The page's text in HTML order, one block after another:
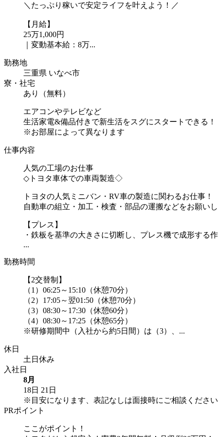
＼たっぷり稼いで安定ライフを叶えよう！／
【月給】
25万1,000円
｜変動基本給：8万...
勤務地
三重県 いなべ市
寮・社宅
あり（無料）
エアコンやテレビなど
生活家電&備品付きで新生活をスグにスタートできる！
※お部屋によって異なります
仕事内容
人気の工場のお仕事
◇トヨタ車体での車両製造◇
トヨタの人気ミニバン・RV車の製造に関わるお仕事！
自動車の組立・加工・検査・部品の運搬などをお願い
【プレス】
・鉄板を基準の大きさに切断し、プレス機で成形する
...
勤務時間
【2交替制】
（1）06:25～15:10（休憩70分）
（2）17:05～翌01:50（休憩70分）
（3）08:30～17:30（休憩60分）
（4）08:30～17:25（休憩65分）
※研修期間中（入社から約5日間）は（3）、...
休日
土日休み
入社日
8月
18日 21日
※目安になります、表記なしは面接時にご相談ください
PRポイント
ここがポイント！